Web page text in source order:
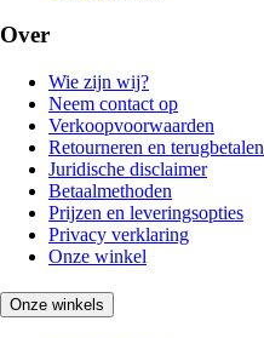
Over
Wie zijn wij?
Neem contact op
Verkoopvoorwaarden
Retourneren en terugbetalen
Juridische disclaimer
Betaalmethoden
Prijzen en leveringsopties
Privacy verklaring
Onze winkel
Onze winkels